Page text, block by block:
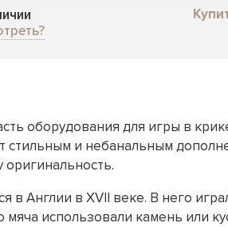
оборудования для игры в
стильным и небанальным
оригинальность.
в Англии в ХVII веке. В него
мяча использовали камень или